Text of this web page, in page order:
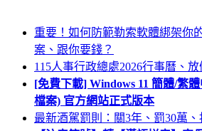
重要！如何防範勒索軟體綁架你
案、跟你要錢？
115人事行政總處2026行事曆、放
[免費下載] Windows 11 簡體/繁
檔案) 官方網站正式版本
最新酒駕罰則：關3年、罰30萬